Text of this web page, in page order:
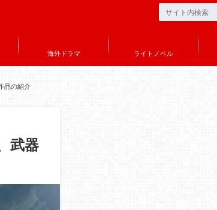
海外ドラマ ライトノベル
品の紹介
武器